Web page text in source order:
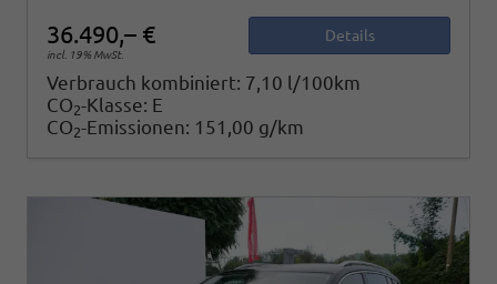
36.490,– €
incl. 19% MwSt.
Details
Verbrauch kombiniert: 7,10 l/100km
CO2-Klasse: E
CO2-Emissionen: 151,00 g/km